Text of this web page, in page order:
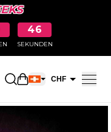
45
SEKUNDEN
Einkaufswagen
CHF